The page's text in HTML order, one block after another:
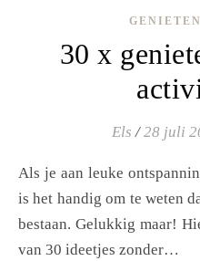
30 x
Els / 28 juli
Als je aan leuke ontspanning voor jong en/of oud denkt,
is het handig om te weten
bestaan. Gelukkig maar!
van 30 ideetjes zonder…